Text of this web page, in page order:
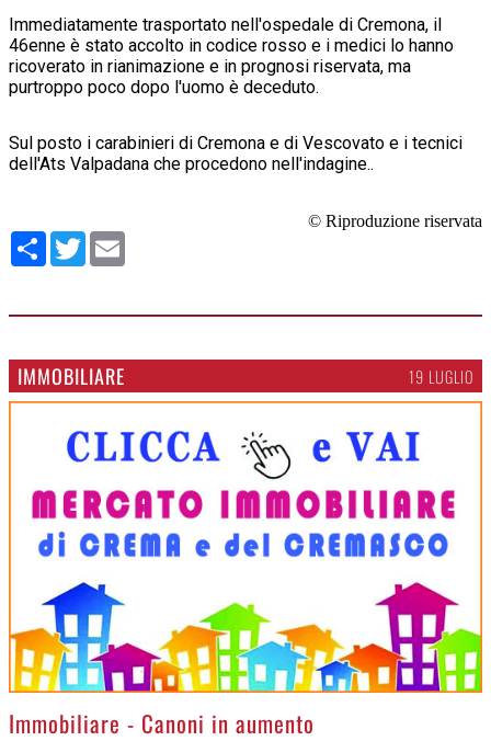
Immediatamente trasportato nell'ospedale di Cremona, il
46enne è stato accolto in codice rosso e i medici lo hanno
ricoverato in rianimazione e in prognosi riservata, ma
purtroppo poco dopo l'uomo è deceduto.
Sul posto i carabinieri di Cremona e di Vescovato e i tecnici
dell'Ats Valpadana che procedono nell'indagine..
© Riproduzione riservata
Condividi
Twitter
IMMOBILIARE 19 LUGLIO
>Immobiliare - Canoni in aumento